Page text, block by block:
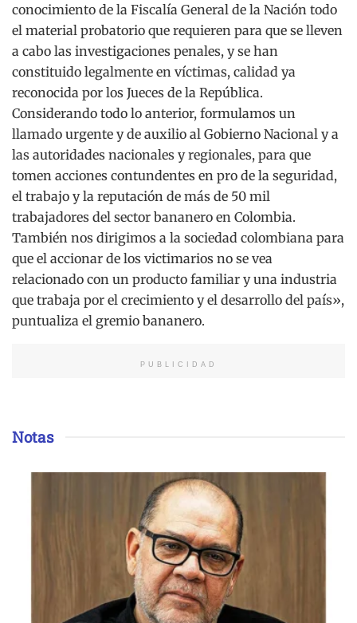
conocimiento de la Fiscalía General de la Nación todo
el material probatorio que requieren para que se lleven
a cabo las investigaciones penales, y se han
constituido legalmente en víctimas, calidad ya
reconocida por los Jueces de la República.
Considerando todo lo anterior, formulamos un
llamado urgente y de auxilio al Gobierno Nacional y a
las autoridades nacionales y regionales, para que
tomen acciones contundentes en pro de la seguridad,
el trabajo y la reputación de más de 50 mil
trabajadores del sector bananero en Colombia.
También nos dirigimos a la sociedad colombiana para
que el accionar de los victimarios no se vea
relacionado con un producto familiar y una industria
que trabaja por el crecimiento y el desarrollo del país»,
puntualiza el gremio bananero.
PUBLICIDAD
Notas